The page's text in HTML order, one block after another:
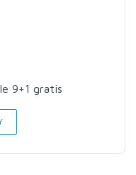
9+1 gratis